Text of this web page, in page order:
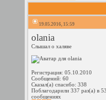
19.05.2016, 15:59
olania
Слышал о халяве
Регистрация: 05.10.2010
Сообщений: 60
Сказал(а) спасибо: 338
Поблагодарили 337 раз(а) в 53
сообщениях